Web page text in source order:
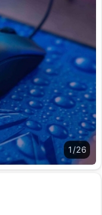
1 /26